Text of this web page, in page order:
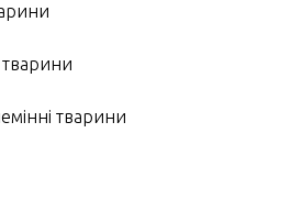
тварини
тварини